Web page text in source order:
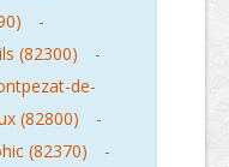
-
(82300)
-
de-
(82800)
-
(82370)
-